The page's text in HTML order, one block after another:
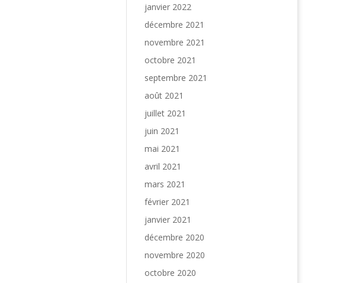
janvier 2022
décembre 2021
novembre 2021
octobre 2021
septembre 2021
août 2021
juillet 2021
juin 2021
mai 2021
avril 2021
mars 2021
février 2021
janvier 2021
décembre 2020
novembre 2020
octobre 2020